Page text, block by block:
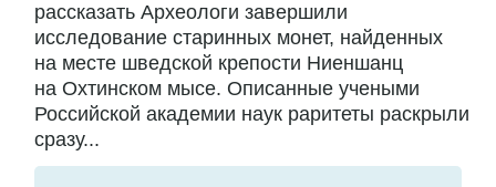
рассказать Археологи завершили
исследование старинных монет, найденных
на месте шведской крепости Ниеншанц
на Охтинском мысе. Описанные учеными
Российской академии наук раритеты раскрыли
сразу...